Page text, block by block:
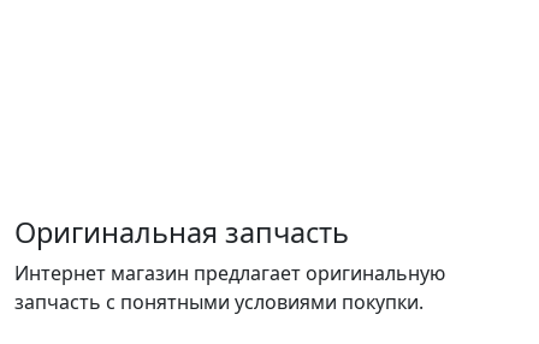
Оригинальная запчасть
Интернет магазин предлагает оригинальную
запчасть с понятными условиями покупки.